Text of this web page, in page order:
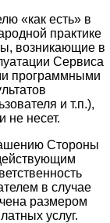
«как есть» в
практике
возникающие в
Сервиса
программными
и т.п.),
не несет.
Стороны
в случае
размером
услуг.